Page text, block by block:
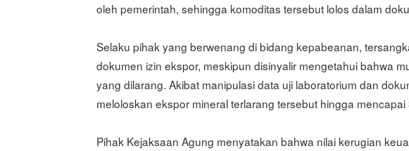
oleh pemerintah, sehingga komoditas tersebut lolos dalam
Selaku pihak yang berwenang di bidang kepabeanan,
dokumen izin ekspor, meskipun disinyalir mengetahui bahwa
yang dilarang. Akibat manipulasi data uji laboratorium dan
meloloskan ekspor mineral terlarang tersebut hingga mencapai
Pihak Kejaksaan Agung menyatakan bahwa nilai kerugian